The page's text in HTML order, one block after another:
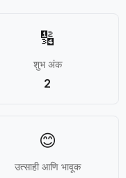
🔢
शुभ अंक
2
😊
उत्साही आणि भावूक